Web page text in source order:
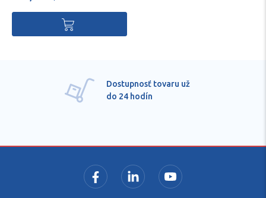
Dostupnosť tovaru už
do 24 hodín